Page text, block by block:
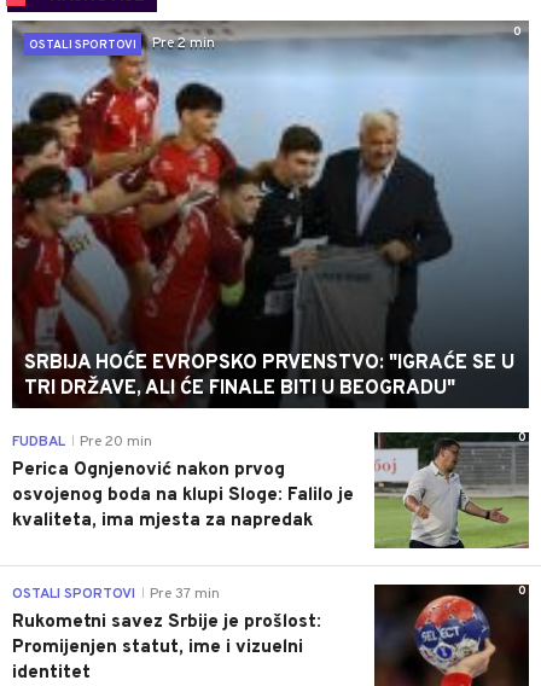
0
OSTALI SPORTOVI
Pre 2 min
SRBIJA HOĆE EVROPSKO PRVENSTVO: "IGRAĆE SE U
TRI DRŽAVE, ALI ĆE FINALE BITI U BEOGRADU"
0
FUDBAL Pre 20 min
Perica Ognjenović nakon prvog
osvojenog boda na klupi Sloge: Falilo je
kvaliteta, ima mjesta za napredak
0
OSTALI SPORTOVI Pre 37 min
Rukometni savez Srbije je prošlost:
Promijenjen statut, ime i vizuelni
identitet